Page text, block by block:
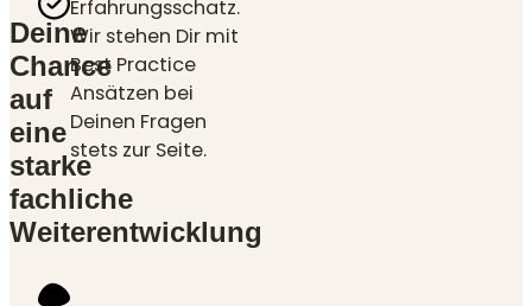
Deine
Chance
auf
eine
starke
fachliche
Weiterentwicklung
Erfahrungsschatz.
Wir stehen Dir mit
Best Practice
Ansätzen bei
Deinen Fragen
stets zur Seite.